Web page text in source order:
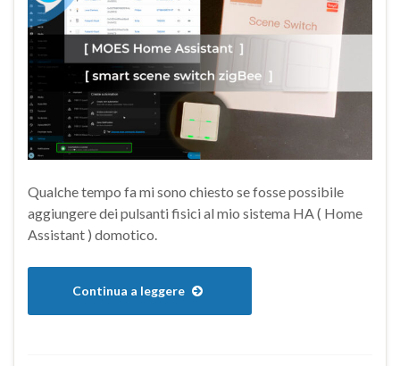
Qualche tempo fa mi sono chiesto se fosse possibile
aggiungere dei pulsanti fisici al mio sistema HA ( Home
Assistant ) domotico.
Continua a leggere